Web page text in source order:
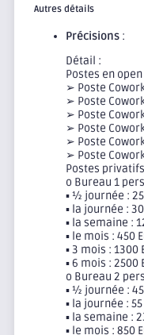
Autres détails
Précisions :
Détail :
Postes en
➢ Poste
➢ Poste
➢ Poste
➢ Poste
➢ Poste
➢ Poste
Postes
o Bureau 1
▪ ½ journée :
▪ la journée :
▪ la semaine :
▪ le mois : 450
▪ 3 mois : 1300
▪ 6 mois : 2500
o Bureau 2
▪ ½ journée :
▪ la journée :
▪ la semaine :
▪ le mois : 850